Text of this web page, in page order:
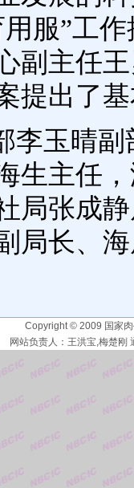
服”工作
副主任
提出了
李玉晴
生主任
局张成
局长、
Copyright © 2009 国家
网站负责人：王洪宝,梅楚刚